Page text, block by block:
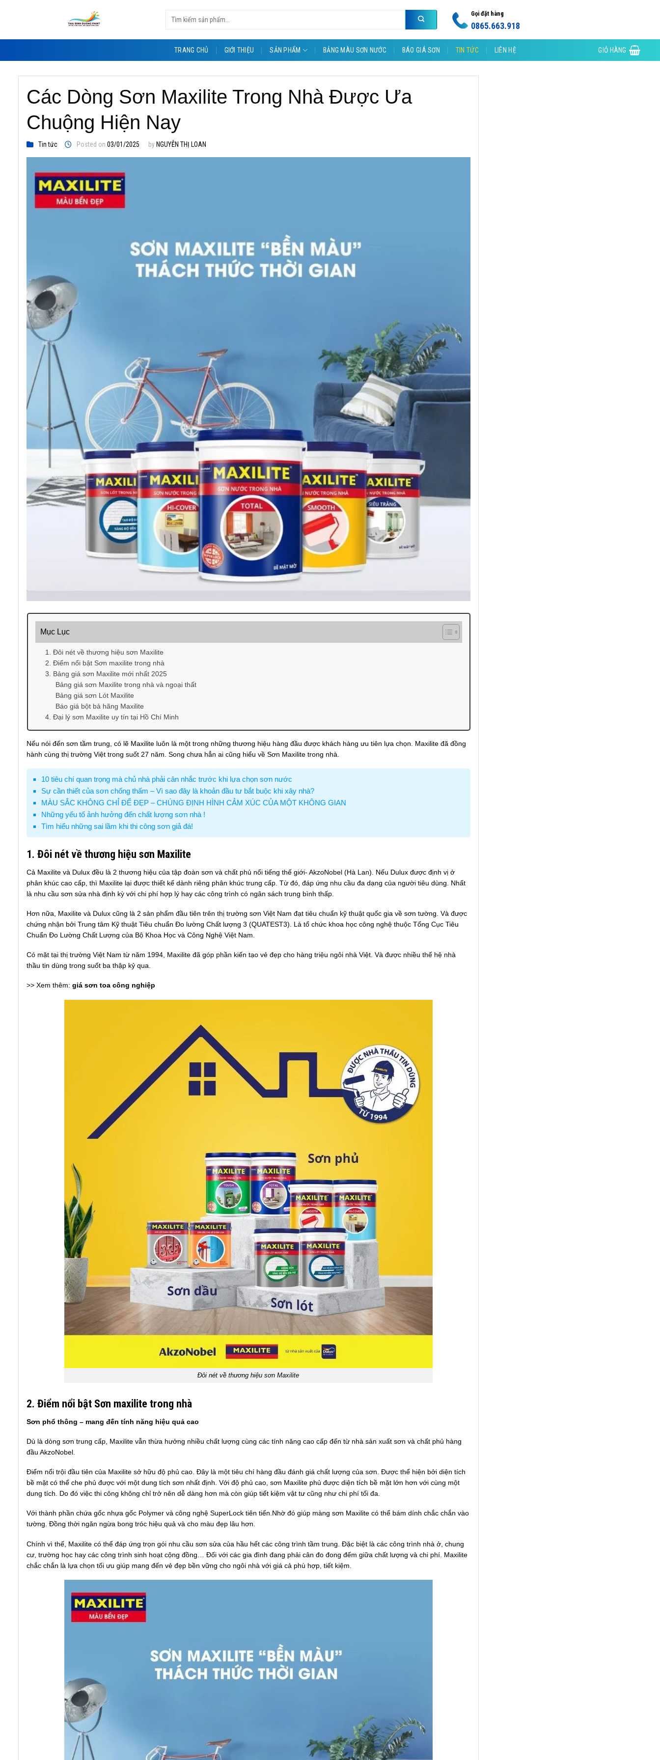
Tìm
kiếm:
Gọi đặt hàng
0865.663.918
TRANG CHỦ GIỚI THIỆU SẢN PHẨM BẢNG MÀU SƠN NƯỚC BÁO GIÁ SƠN TIN TỨC LIÊN HỆ GIỎ HÀNG
Các Dòng Sơn Maxilite Trong Nhà Được Ưa
Chuộng Hiện Nay
Tin tức Posted on 03/01/2025 by NGUYỄN THỊ LOAN
Mục Lục
1. Đôi nét về thương hiệu sơn Maxilite
2. Điểm nổi bật Sơn maxilite trong nhà
3. Bảng giá sơn Maxilite mới nhất 2025
Bảng giá sơn Maxilite trong nhà và ngoại thất
Bảng giá sơn Lót Maxilite
Báo giá bột bả hãng Maxilite
4. Đại lý sơn Maxilite uy tín tại Hồ Chí Minh
Nếu nói đến sơn tầm trung, có lẽ Maxilite luôn là một trong những thương hiệu hàng đầu được khách hàng ưu tiên lựa chọn. Maxilite đã đồng
hành cùng thị trường Việt trong suốt 27 năm. Song chưa hẳn ai cũng hiểu về Sơn Maxilite trong nhà.
10 tiêu chí quan trọng mà chủ nhà phải cân nhắc trước khi lựa chọn sơn nước
Sự cần thiết của sơn chống thấm – Vì sao đây là khoản đầu tư bắt buộc khi xây nhà?
MÀU SẮC KHÔNG CHỈ ĐỂ ĐẸP – CHÚNG ĐỊNH HÌNH CẢM XÚC CỦA MỘT KHÔNG GIAN
Những yếu tố ảnh hưởng đến chất lượng sơn nhà !
Tìm hiểu những sai lầm khi thi công sơn giả đá!
1. Đôi nét về thương hiệu sơn Maxilite
Cả Maxilite và Dulux đều là 2 thương hiệu của tập đoàn sơn và chất phủ nổi tiếng thế giới- AkzoNobel (Hà Lan). Nếu Dulux được định vị ở
phân khúc cao cấp, thì Maxilite lại được thiết kế dành riêng phân khúc trung cấp. Từ đó, đáp ứng nhu cầu đa dạng của người tiêu dùng. Nhất
là nhu cầu sơn sửa nhà định kỳ với chi phí hợp lý hay các công trình có ngân sách trung bình thấp.
Hơn nữa, Maxilite và Dulux cũng là 2 sản phẩm đầu tiên trên thị trường sơn Việt Nam đạt tiêu chuẩn kỹ thuật quốc gia về sơn tường. Và được
chứng nhận bởi Trung tâm Kỹ thuật Tiêu chuẩn Đo lường Chất lượng 3 (QUATEST3). Là tổ chức khoa học công nghệ thuộc Tổng Cục Tiêu
Chuẩn Đo Lường Chất Lượng của Bộ Khoa Học và Công Nghệ Việt Nam.
Có mặt tại thị trường Việt Nam từ năm 1994, Maxilite đã góp phần kiến tạo vẻ đẹp cho hàng triệu ngôi nhà Việt. Và được nhiều thế hệ nhà
thầu tin dùng trong suốt ba thập kỷ qua.
>> Xem thêm: giá sơn toa công nghiệp
Đôi nét về thương hiệu sơn Maxilite
2. Điểm nổi bật Sơn maxilite trong nhà
Sơn phổ thông – mang đến tính năng hiệu quả cao
Dù là dòng sơn trung cấp, Maxilite vẫn thừa hưởng nhiều chất lượng cùng các tính năng cao cấp đến từ nhà sản xuất sơn và chất phủ hàng
đầu AkzoNobel.
Điểm nổi trội đầu tiên của Maxilite sở hữu độ phủ cao. Đây là một tiêu chí hàng đầu đánh giá chất lượng của sơn. Được thể hiện bởi diện tích
bề mặt có thể che phủ được với một dung tích sơn nhất định. Với độ phủ cao, sơn Maxilite phủ được diện tích bề mặt lớn hơn với cùng một
dung tích. Do đó việc thi công không chỉ trở nên dễ dàng hơn mà còn giúp tiết kiệm vật tư cũng như chi phí tối đa.
Với thành phần chứa gốc nhựa gốc Polymer và công nghệ SuperLock tiên tiến.Nhờ đó giúp màng sơn Maxilite có thể bám dính chắc chắn vào
tường. Đồng thời ngăn ngừa bong tróc hiệu quả và cho màu đẹp lâu hơn.
Chính vì thế, Maxilite có thể đáp ứng trọn gói nhu cầu sơn sửa của hầu hết các công trình tầm trung. Đặc biệt là các công trình nhà ở, chung
cư, trường học hay các công trình sinh hoạt cộng đồng… Đối với các gia đình đang phải cân đo đong đếm giữa chất lượng và chi phí. Maxilite
chắc chắn là lựa chọn tối ưu giúp mang đến vẻ đẹp bền vững cho ngôi nhà với giá cả phù hợp, tiết kiệm.